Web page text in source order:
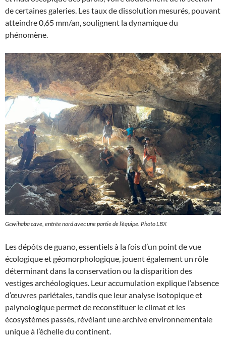
de certaines galeries. Les taux de dissolution mesurés, pouvant
atteindre 0,65 mm/an, soulignent la dynamique du
phénomène.
Gcwihaba cave, entrée nord avec une partie de l’équipe. Photo LBX
Les dépôts de guano, essentiels à la fois d’un point de vue
écologique et géomorphologique, jouent également un rôle
déterminant dans la conservation ou la disparition des
vestiges archéologiques. Leur accumulation explique l’absence
d’œuvres pariétales, tandis que leur analyse isotopique et
palynologique permet de reconstituer le climat et les
écosystèmes passés, révélant une archive environnementale
unique à l’échelle du continent.